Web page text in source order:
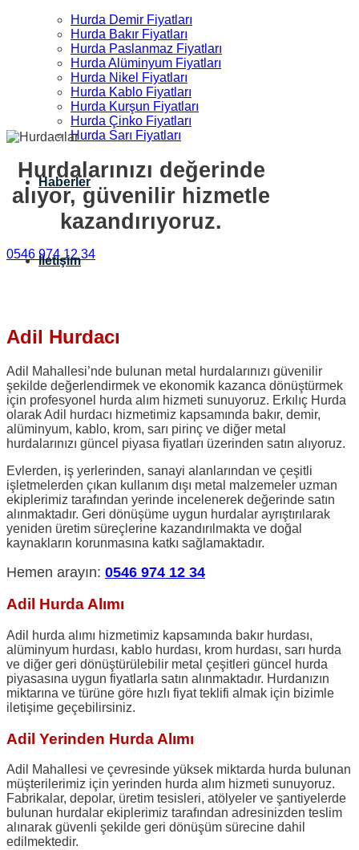
Hurda Demir Fiyatları
Hurda Bakır Fiyatları
Hurda Paslanmaz Fiyatları
Hurda Alüminyum Fiyatları
Hurda Nikel Fiyatları
Hurda Kablo Fiyatları
Hurda Kurşun Fiyatları
Hurda Çinko Fiyatları
Hurda Sarı Fiyatları
Haberler
İletişim
Hurdalarınızı değerinde
alıyor, güvenilir hizmetle
kazandırıyoruz.
0546 974 12 34
Adil Hurdacı
Adil Mahallesi’nde bulunan metal hurdalarınızı güvenilir
şekilde değerlendirmek ve ekonomik kazanca dönüştürmek
için profesyonel hurda alım hizmeti sunuyoruz. Erkılıç Hurda
olarak Adil hurdacı hizmetimiz kapsamında bakır, demir,
alüminyum, kablo, krom, sarı pirinç ve diğer metal
hurdalarınızı güncel piyasa fiyatları üzerinden satın alıyoruz.
Evlerden, iş yerlerinden, sanayi alanlarından ve çeşitli
işletmelerden çıkan kullanım dışı metal malzemeler uzman
ekiplerimiz tarafından yerinde incelenerek değerinde satın
alınmaktadır. Geri dönüşüme uygun hurdalar ayrıştırılarak
yeniden üretim süreçlerine kazandırılmakta ve doğal
kaynakların korunmasına katkı sağlamaktadır.
Hemen arayın: 0546 974 12 34
Adil Hurda Alımı
Adil hurda alımı hizmetimiz kapsamında bakır hurdası,
alüminyum hurdası, kablo hurdası, krom hurdası, sarı hurda
ve diğer geri dönüştürülebilir metal çeşitleri güncel hurda
piyasasına uygun fiyatlarla satın alınmaktadır. Hurdanızın
miktarına ve türüne göre hızlı fiyat teklifi almak için bizimle
iletişime geçebilirsiniz.
Adil Yerinden Hurda Alımı
Adil Mahallesi ve çevresinde yüksek miktarda hurda bulunan
müşterilerimiz için yerinden hurda alım hizmeti sunuyoruz.
Fabrikalar, depolar, üretim tesisleri, atölyeler ve şantiyelerde
bulunan hurdalar ekiplerimiz tarafından adresinizden teslim
alınarak güvenli şekilde geri dönüşüm sürecine dahil
edilmektedir.